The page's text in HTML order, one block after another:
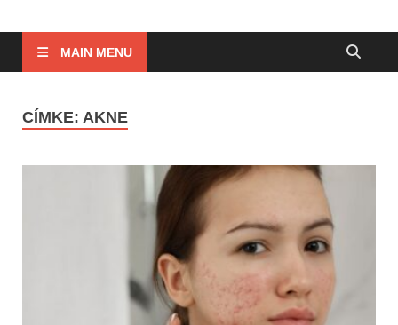
MAIN MENU
CÍMKE: AKNE